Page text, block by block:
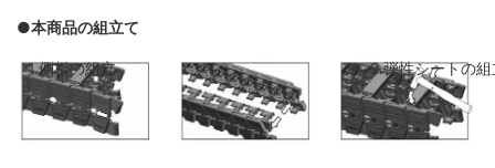
●本商品の組立て
1.側板の組立 2.弾性シートの組